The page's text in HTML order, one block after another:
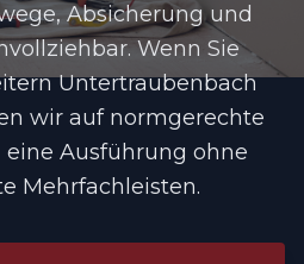
Absicherung und
Wenn Sie
Untertraubenbach
wir auf normgerechte
Ausführung ohne
Mehrfachleisten.